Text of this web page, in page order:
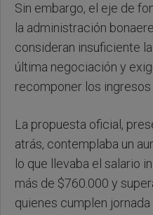
Sin embargo, el eje de
la administración
consideran insuficiente
última negociación y
recomponer los
La propuesta oficial,
atrás, contemplaba un
lo que llevaba el salario
más de $760.000 y
quienes cumplen